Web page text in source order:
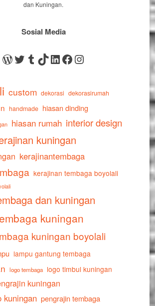
dan Kuningan.
Sosial Media
WordPress
Twitter
Tumblr
TikTok
LinkedIn
Facebook
Instagram
custom dekorasi dekorasirumah
handmade hiasan dinding
hiasan rumah interior design
kuningan
kerajinantembaga
kerajinan tembaga boyolali
dan kuningan
kuningan
kuningan boyolali
lampu gantung tembaga
logo tembaga logo timbul kuningan
kuningan
kuningan pengrajin tembaga